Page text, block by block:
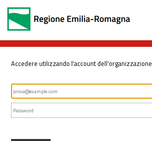
Accedere utilizzando l'account dell'organizzazione